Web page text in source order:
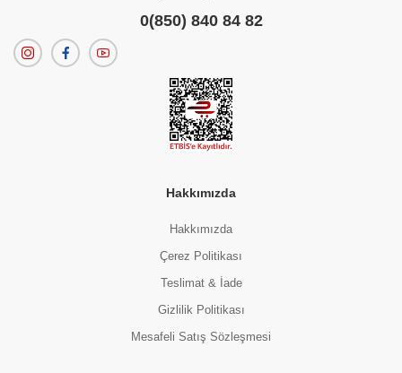
0(850) 840 84 82
Hakkımızda
Hakkımızda
Çerez Politikası
Teslimat & İade
Gizlilik Politikası
Mesafeli Satış Sözleşmesi